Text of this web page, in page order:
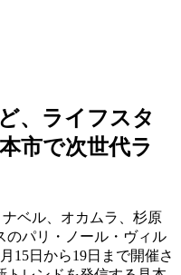
、ライフスタ
市で次世代ラ
ベル、オカムラ、杉原
のパリ・ノール・ヴィル
15日から19日まで開催さ